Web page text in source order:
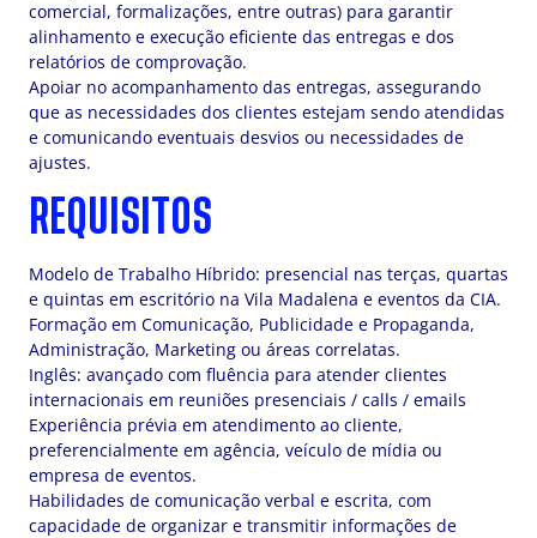
comercial, formalizações, entre outras) para garantir
alinhamento e execução eficiente das entregas e dos
relatórios de comprovação.
Apoiar no acompanhamento das entregas, assegurando
que as necessidades dos clientes estejam sendo atendidas
e comunicando eventuais desvios ou necessidades de
ajustes.
REQUISITOS
Modelo de Trabalho Híbrido: presencial nas terças, quartas
e quintas em escritório na Vila Madalena e eventos da CIA.
Formação em Comunicação, Publicidade e Propaganda,
Administração, Marketing ou áreas correlatas.
Inglês: avançado com fluência para atender clientes
internacionais em reuniões presenciais / calls / emails
Experiência prévia em atendimento ao cliente,
preferencialmente em agência, veículo de mídia ou
empresa de eventos.
Habilidades de comunicação verbal e escrita, com
capacidade de organizar e transmitir informações de